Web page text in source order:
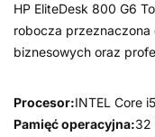
HP EliteDesk 800 G6
robocza
biznesowych oraz
Procesor:INTEL Core
Pamięć operacyjna:32